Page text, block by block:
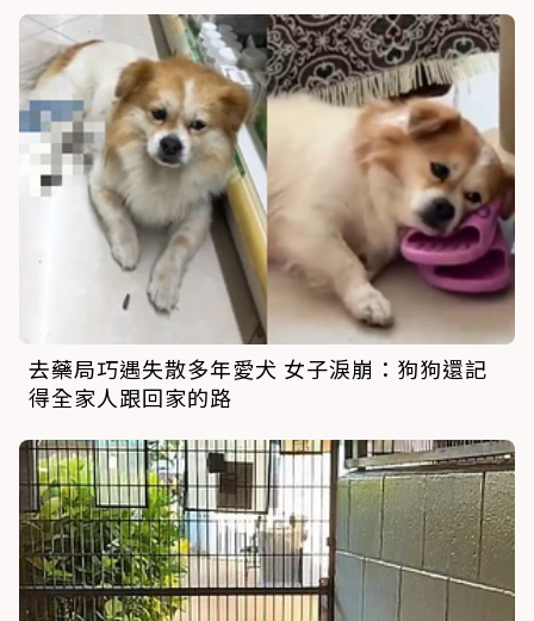
去藥局巧遇失散多年愛犬 女子淚崩：狗狗還記
得全家人跟回家的路